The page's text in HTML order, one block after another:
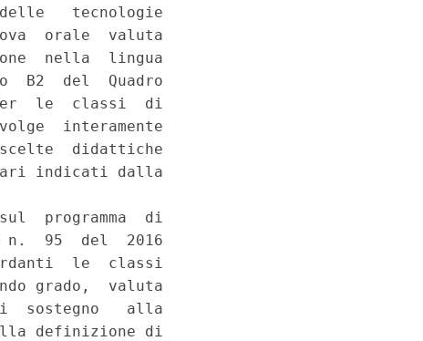
tecnologie
orale  valuta
nella  lingua
B2  del  Quadro
le  classi  di
interamente
didattiche
indicati dalla
programma  di
n.  95  del  2016
le  classi
grado,  valuta
sostegno   alla
definizione di